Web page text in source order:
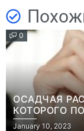
0
ОСАДЧАЯ
КОТОРОГО
“ОН ВЕСЬ
January 10, 2023